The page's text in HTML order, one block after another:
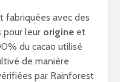
fabriquées avec des
pour leur origine et
du cacao utilisé
de manière
par Rainforest